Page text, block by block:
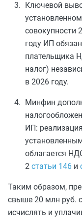
Ключевой
совокупности
году ИП
плательщика
налог)
в 2026 году.
Минфин
ИП:
облагается
2 статьи 146 и
Таким образом,
свыше 20 млн руб.
исчислять и